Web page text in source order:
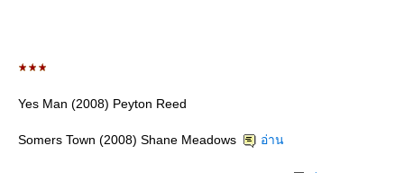
Yes Man (2008) Peyton Reed
Somers Town (2008) Shane Meadows อ่าน